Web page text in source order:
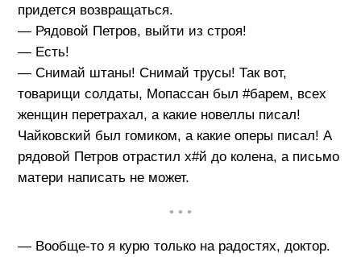
придется возвращаться.
— Рядовой Петров, выйти из строя!
— Есть!
— Снимай штаны! Снимай трусы! Так вот,
товарищи солдаты, Мопассан был #барем, всех
женщин перетрахал, а какие новеллы писал!
Чайковский был гомиком, а какие оперы писал! А
рядовой Петров отрастил х#й до колена, а письмо
матери написать не может.
• • •
— Вообще-то я курю только на радостях, доктор.